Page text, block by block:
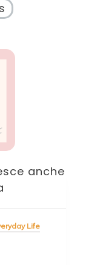
anche
Life